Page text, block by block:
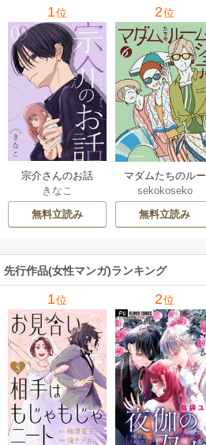
1位
宗介さんのお話
きなこ
無料立読み
2位
マダムたちのルー
ムシェア
sekokoseko
無料立読み
先行作品(女性マンガ)ランキング
1位 2位